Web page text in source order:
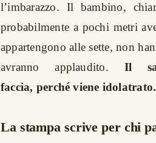
l’imbarazzo. Il bambino,
probabilmente a pochi metri
appartengono alle sette, non
avranno applaudito. Il
faccia, perché viene idolatrato.
La stampa scrive per chi